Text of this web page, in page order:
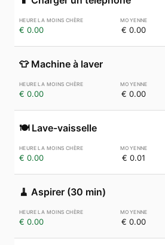
€ 0.00 € 0.00
👕 Machine à laver
€ 0.00 € 0.00
🍽️ Lave-vaisselle
€ 0.00 € 0.01
🧹 Aspirer (30 min)
€ 0.00 € 0.00